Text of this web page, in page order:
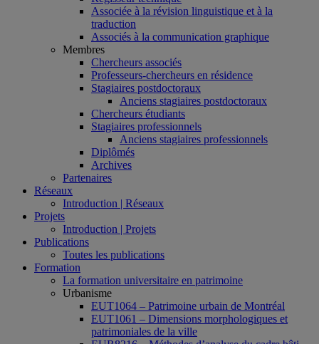
Associée à la révision linguistique et à la
traduction
Associés à la communication graphique
Membres
Chercheurs associés
Professeurs-chercheurs en résidence
Stagiaires postdoctoraux
Anciens stagiaires postdoctoraux
Chercheurs étudiants
Stagiaires professionnels
Anciens stagiaires professionnels
Diplômés
Archives
Partenaires
Réseaux
Introduction | Réseaux
Projets
Introduction | Projets
Publications
Toutes les publications
Formation
La formation universitaire en patrimoine
Urbanisme
EUT1064 – Patrimoine urbain de Montréal
EUT1061 – Dimensions morphologiques et
patrimoniales de la ville